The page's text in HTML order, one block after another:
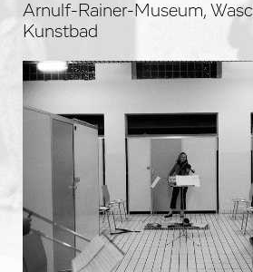
Arnulf-Rainer-Museum,
Kunstbad